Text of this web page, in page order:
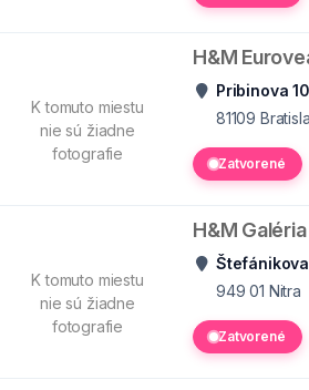
K tomuto miestu
nie sú žiadne
fotografie
H&M
Pribinova 10
81109
Zatvorené
K tomuto miestu
nie sú žiadne
fotografie
H&M
949 01 Nitra
Zatvorené